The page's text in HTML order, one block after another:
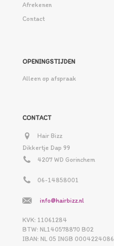
Afrekenen
Contact
OPENINGSTIJDEN
Alleen op afspraak
CONTACT
Hair Bizz
Dikkertje Dap 99
4207 WD Gorinchem
06-14858001
info@hairbizz.nl
KVK: 11061284
BTW: NL140578870 B02
IBAN: NL 05 INGB 0004224086